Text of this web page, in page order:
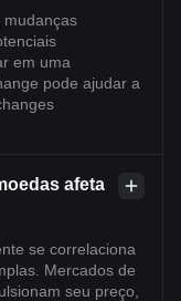
mudanças
em uma
pode ajudar a
afeta
se correlaciona
Mercados de
seu preço,